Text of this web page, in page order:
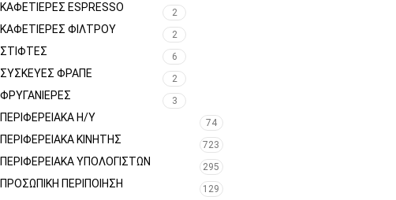
ΚΑΦΕΤΙΈΡΕΣ ESPRESSO 2
ΚΑΦΕΤΙΈΡΕΣ ΦΊΛΤΡΟΥ 2
ΣΤΊΦΤΕΣ 6
ΣΥΣΚΕΥΈΣ ΦΡΑΠΈ 2
ΦΡΥΓΑΝΙΈΡΕΣ 3
ΠΕΡΙΦΕΡΕΙΑΚΑ Η/Υ 74
ΠΕΡΙΦΕΡΕΙΑΚΑ ΚΙΝΗΤΗΣ 723
ΠΕΡΙΦΕΡΕΙΑΚΆ ΥΠΟΛΟΓΙΣΤΏΝ 295
ΠΡΟΣΩΠΙΚΉ ΠΕΡΙΠΟΊΗΣΗ 129